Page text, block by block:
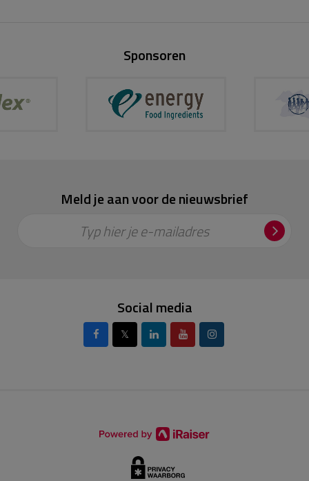
Sponsoren
Meld je aan voor de nieuwsbrief
Typ hier je e-mailadres
Social media
𝕏